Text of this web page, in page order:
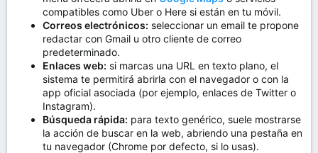
compatibles como Uber o Here si están en tu móvil.
Correos electrónicos: seleccionar un email te propone
redactar con Gmail u otro cliente de correo
predeterminado.
Enlaces web: si marcas una URL en texto plano, el
sistema te permitirá abrirla con el navegador o con la
app oficial asociada (por ejemplo, enlaces de Twitter o
Instagram).
Búsqueda rápida: para texto genérico, suele mostrarse
la acción de buscar en la web, abriendo una pestaña en
tu navegador (Chrome por defecto, si lo usas).